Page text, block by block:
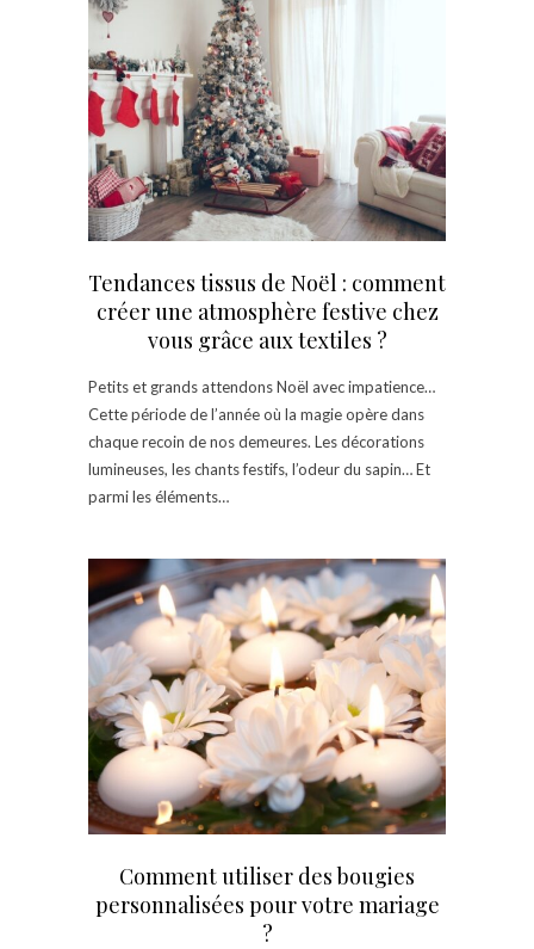
Tendances tissus de Noël : comment
créer une atmosphère festive chez
vous grâce aux textiles ?
Petits et grands attendons Noël avec impatience…
Cette période de l’année où la magie opère dans
chaque recoin de nos demeures. Les décorations
lumineuses, les chants festifs, l’odeur du sapin… Et
parmi les éléments…
Comment utiliser des bougies
personnalisées pour votre mariage
?